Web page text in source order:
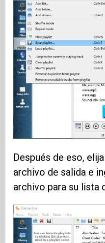
Después de eso, elija
archivo de salida e
archivo para su lista